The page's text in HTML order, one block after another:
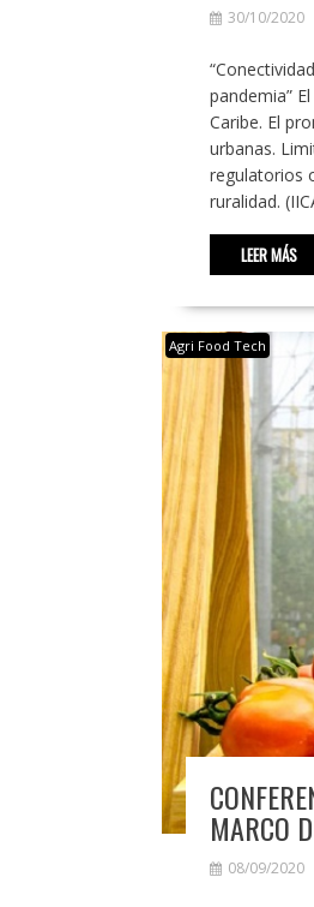
30/10/2020
pandemia”
Caribe. El
urbanas.
regulatorios
ruralidad.
LEER MÁS
Agri Food Tech
MARCO
08/09/2020